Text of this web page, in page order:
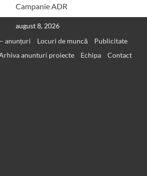
august 8, 2026
anunțuri
Locuri de muncă
Publicitate
anunturi proiecte Echipa Contact